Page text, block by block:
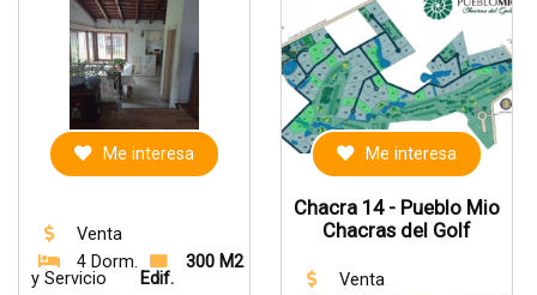
Me interesa
Venta
4 Dorm.
y Servicio
300 M2
Edif.
Me interesa
Chacra 14 - Pueblo Mio
Chacras del Golf
Venta